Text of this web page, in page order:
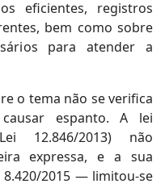
eficientes, registros
bem como sobre
para atender a
o tema não se verifica
espanto. A lei
12.846/2013) não
expressa, e a sua
2015 — limitou-se